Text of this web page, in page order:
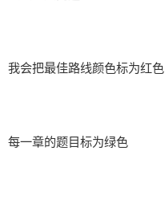
我会把最佳路线颜色标为红色
每一章的题目标为绿色